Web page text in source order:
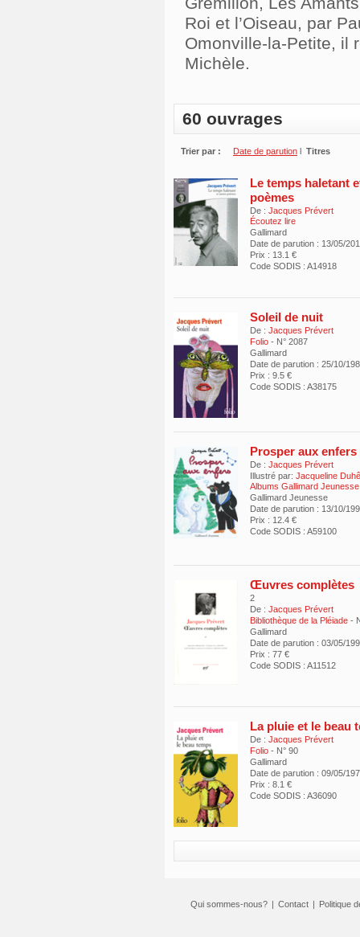
Roi et l’Oiseau, par
Omonville-la-Petite, il
Michèle.
60 ouvrages
Trier par : Date de parution l Titres
Le temps haletant
poèmes
De : Jacques Prévert
Écoutez lire
Gallimard
Date de parution : 13/05/
Prix : 13.1 €
Code SODIS : A14918
Soleil de nuit
De : Jacques Prévert
Folio - N° 2087
Gallimard
Date de parution : 25/10/
Prix : 9.5 €
Code SODIS : A38175
Prosper aux enfers
De : Jacques Prévert
Illustré par: Jacqueline
Albums Gallimard Jeunesse
Gallimard Jeunesse
Date de parution : 13/10/
Prix : 12.4 €
Code SODIS : A59100
Œuvres complètes
2
De : Jacques Prévert
Bibliothèque de la Pléiade -
Gallimard
Date de parution : 03/05/
Prix : 77 €
Code SODIS : A11512
La pluie et le beau
De : Jacques Prévert
Folio - N° 90
Gallimard
Date de parution : 09/05/
Prix : 8.1 €
Code SODIS : A36090
Qui sommes-nous? | Contact | Politique